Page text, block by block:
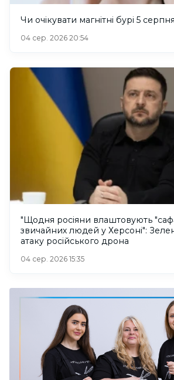
Чи очікувати магнітні бурі 5
04 сер. 2026 20:54
"Щодня росіяни влаштовують
звичайних людей у Херсоні":
атаку російського дрона
04 сер. 2026 15:35